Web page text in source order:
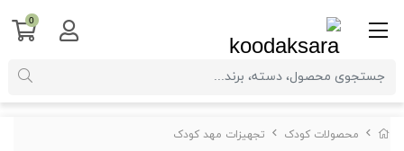
محصولات کودک تجهیزات مهد کودک
0